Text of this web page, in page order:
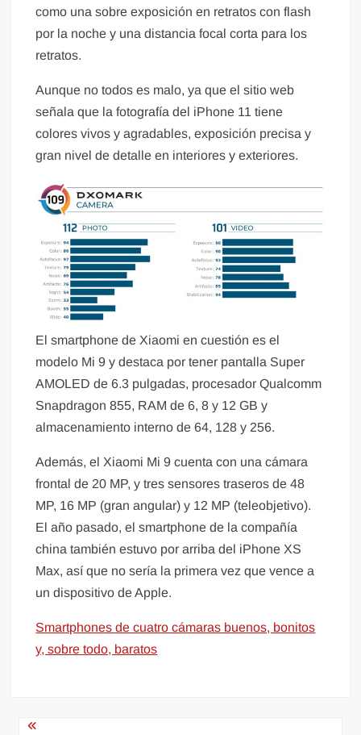
como una sobre exposición en retratos con flash
por la noche y una distancia focal corta para los
retratos.
Aunque no todos es malo, ya que el sitio web
señala que la fotografía del iPhone 11 tiene
colores vivos y agradables, exposición precisa y
gran nivel de detalle en interiores y exteriores.
El smartphone de Xiaomi en cuestión es el
modelo Mi 9 y destaca por tener pantalla Super
AMOLED de 6.3 pulgadas, procesador Qualcomm
Snapdragon 855, RAM de 6, 8 y 12 GB y
almacenamiento interno de 64, 128 y 256.
Además, el Xiaomi Mi 9 cuenta con una cámara
frontal de 20 MP, y tres sensores traseros de 48
MP, 16 MP (gran angular) y 12 MP (teleobjetivo).
El año pasado, el smartphone de la compañía
china también estuvo por arriba del iPhone XS
Max, así que no sería la primera vez que vence a
un dispositivo de Apple.
Smartphones de cuatro cámaras buenos, bonitos
y, sobre todo, baratos